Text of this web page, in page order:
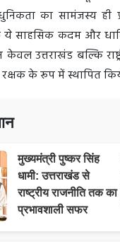
का सामंजस्य ही
साहसिक कदम और
केवल उत्तराखंड बल्कि
रक्षक के रूप में स्थापित
मुख्यमंत्री पुष्कर सिंह
धामी: उत्तराखंड से
राष्ट्रीय राजनीति तक का
प्रभावशाली सफर